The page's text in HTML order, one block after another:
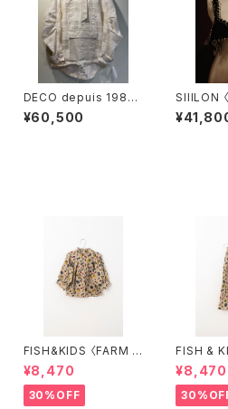
DECO depuis 1985
〈CHECK JQ JUMPE
R〉
¥60,500
SIIILON
ge bustier
FISH&KIDS 〈FARM B
LOUSE〉
¥8,470
30%OFF
FISH &
PANTS〉
¥8,470